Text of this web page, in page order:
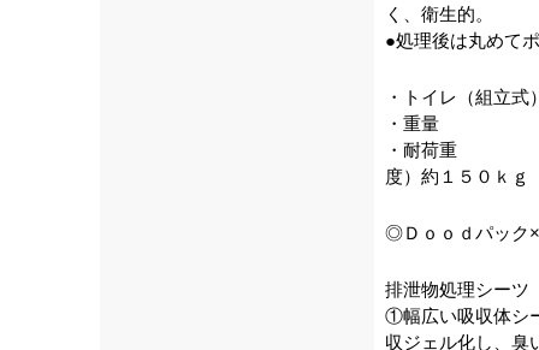
く、衛生的。
●処理後は丸めて
・トイレ（組立
・重量 ：
・耐荷重 ：
度）約１５０ｋｇ
◎Ｄｏｏｄパック
排泄物処理シーツ
①幅広い吸収体シ
収ジェル化し、臭